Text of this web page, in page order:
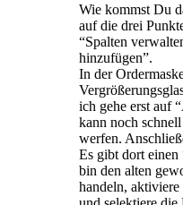
Wie kommst Du
auf die drei
“Spalten
hinzufügen”.
In der
ich gehe erst auf
kann noch
werfen.
Es gibt dort
bin den alten
handeln,